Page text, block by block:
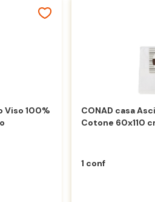
Viso 100%
CONAD casa
Cotone 60x110
1 conf